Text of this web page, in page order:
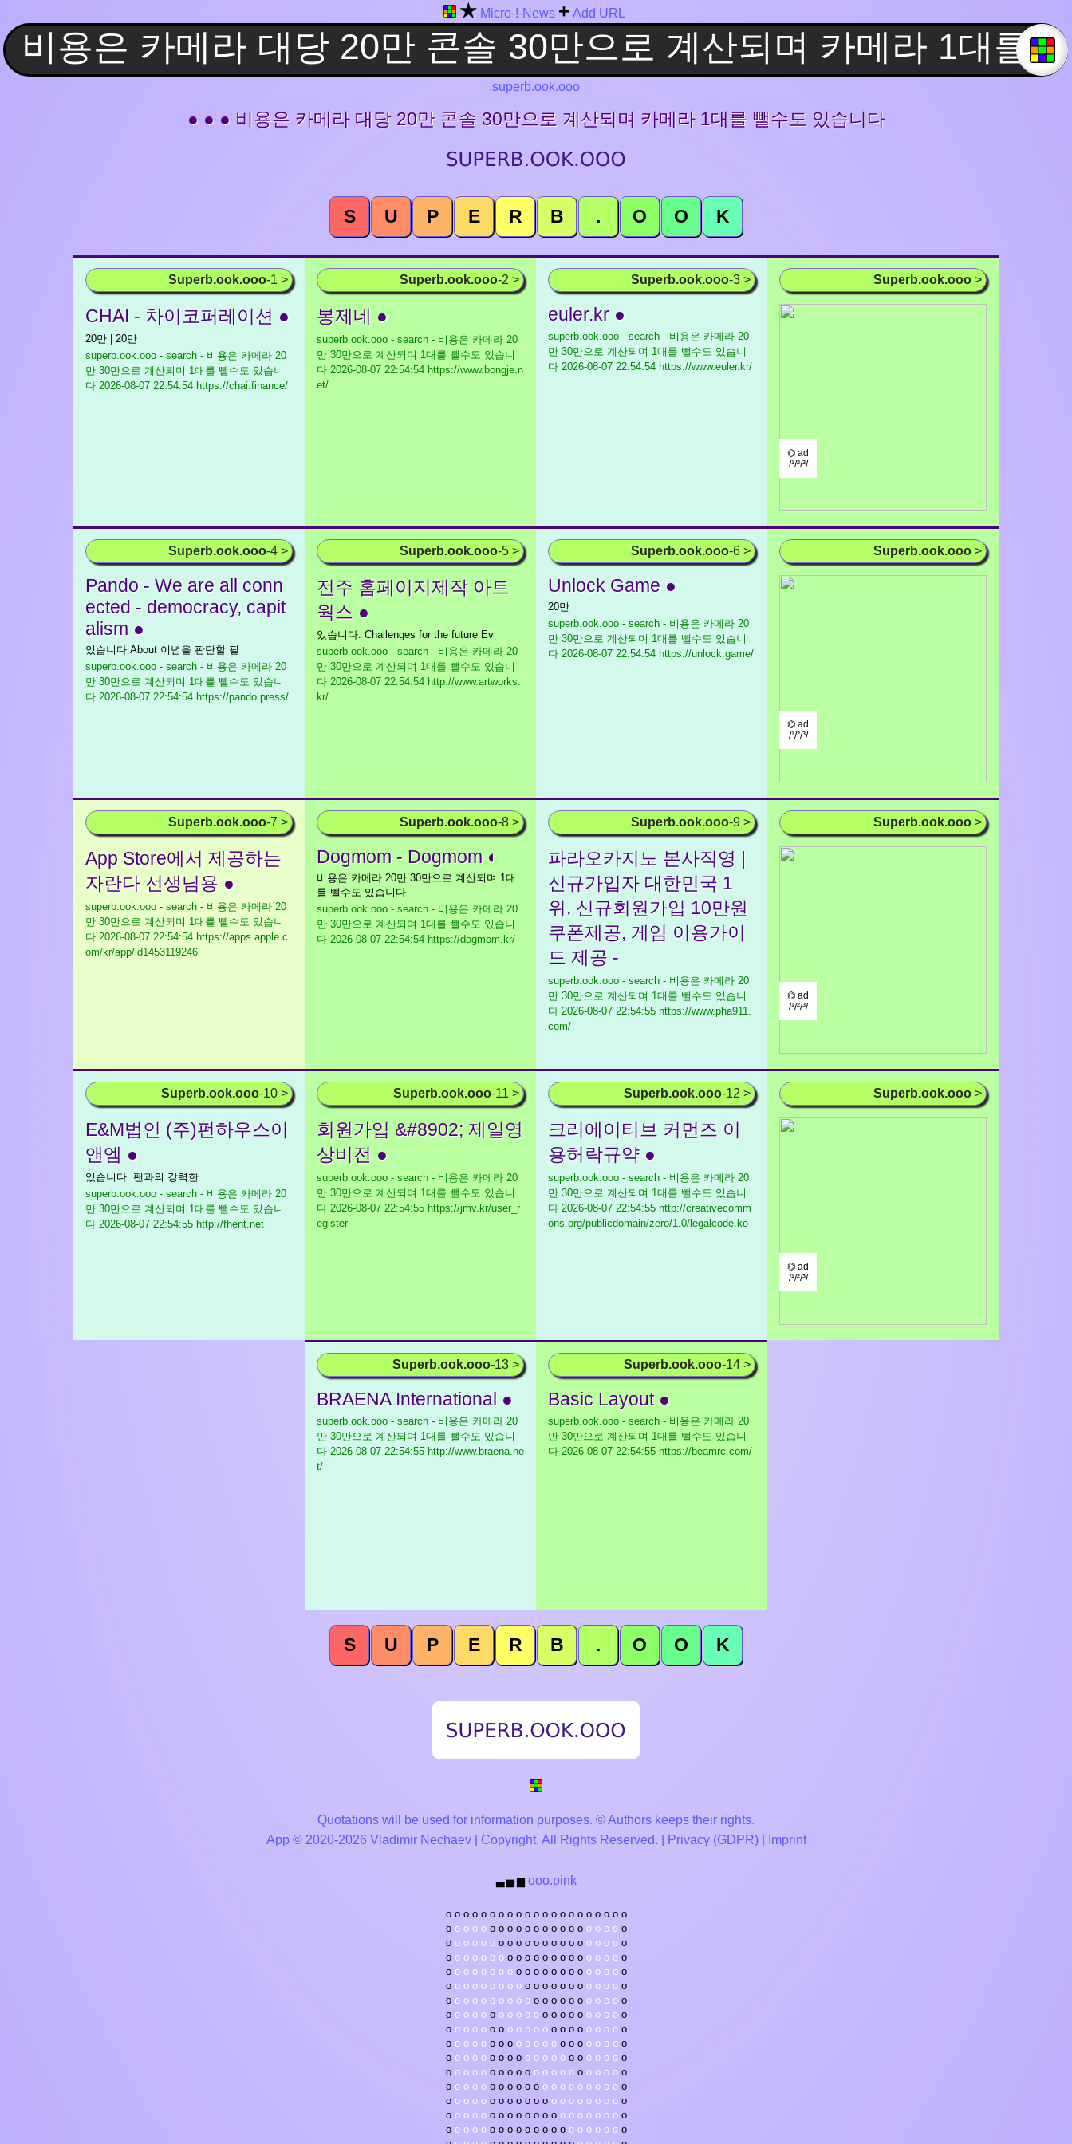
★ Micro-!-News + Add URL
.superb.ook.ooo
● ● ● 비용은 카메라 대당 20만 콘솔 30만으로 계산되며 카메라 1대를 뺄수도 있습니다
S U P E R B . O O K
Superb.ook.ooo-1 >
CHAI - 차이코퍼레이션 ●
20만 | 20만
superb.ook.ooo - search - 비용은 카메라 20
만 30만으로 계산되며 1대를 뺄수도 있습니
다 2026-08-07 22:54:54 https://chai.finance/
Superb.ook.ooo-2 >
봉제네 ●
superb.ook.ooo - search - 비용은 카메라 20
만 30만으로 계산되며 1대를 뺄수도 있습니
다 2026-08-07 22:54:54 https://www.bongje.n
et/
Superb.ook.ooo-3 >
euler.kr ●
superb.ook.ooo - search - 비용은 카메라 20
만 30만으로 계산되며 1대를 뺄수도 있습니
다 2026-08-07 22:54:54 https://www.euler.kr/
Superb.ook.ooo >
⌬ ad
/¹/²/³/
Superb.ook.ooo-4 >
Pando - We are all conn
ected - democracy, capit
alism ●
있습니다 About 이념을 판단할 필
superb.ook.ooo - search - 비용은 카메라 20
만 30만으로 계산되며 1대를 뺄수도 있습니
다 2026-08-07 22:54:54 https://pando.press/
Superb.ook.ooo-5 >
전주 홈페이지제작 아트
웍스 ●
있습니다. Challenges for the future Ev
superb.ook.ooo - search - 비용은 카메라 20
만 30만으로 계산되며 1대를 뺄수도 있습니
다 2026-08-07 22:54:54 http://www.artworks.
kr/
Superb.ook.ooo-6 >
Unlock Game ●
20만
superb.ook.ooo - search - 비용은 카메라 20
만 30만으로 계산되며 1대를 뺄수도 있습니
다 2026-08-07 22:54:54 https://unlock.game/
Superb.ook.ooo >
⌬ ad
/¹/²/³/
Superb.ook.ooo-7 >
‎App Store에서 제공하는
자란다 선생님용 ●
superb.ook.ooo - search - 비용은 카메라 20
만 30만으로 계산되며 1대를 뺄수도 있습니
다 2026-08-07 22:54:54 https://apps.apple.c
om/kr/app/id1453119246
Superb.ook.ooo-8 >
Dogmom - Dogmom ◐
비용은 카메라 20만 30만으로 계산되며 1대
를 뺄수도 있습니다
superb.ook.ooo - search - 비용은 카메라 20
만 30만으로 계산되며 1대를 뺄수도 있습니
다 2026-08-07 22:54:54 https://dogmom.kr/
Superb.ook.ooo-9 >
파라오카지노 본사직영 |
신규가입자 대한민국 1
위, 신규회원가입 10만원
쿠폰제공, 게임 이용가이
드 제공 -
superb.ook.ooo - search - 비용은 카메라 20
만 30만으로 계산되며 1대를 뺄수도 있습니
다 2026-08-07 22:54:55 https://www.pha911.
com/
Superb.ook.ooo >
⌬ ad
/¹/²/³/
Superb.ook.ooo-10 >
E&M법인 (주)펀하우스이
앤엠 ●
있습니다. 팬과의 강력한
superb.ook.ooo - search - 비용은 카메라 20
만 30만으로 계산되며 1대를 뺄수도 있습니
다 2026-08-07 22:54:55 http://fhent.net
Superb.ook.ooo-11 >
회원가입 &#8902; 제일영
상비전 ●
superb.ook.ooo - search - 비용은 카메라 20
만 30만으로 계산되며 1대를 뺄수도 있습니
다 2026-08-07 22:54:55 https://jmv.kr/user_r
egister
Superb.ook.ooo-12 >
크리에이티브 커먼즈 이
용허락규약 ●
superb.ook.ooo - search - 비용은 카메라 20
만 30만으로 계산되며 1대를 뺄수도 있습니
다 2026-08-07 22:54:55 http://creativecomm
ons.org/publicdomain/zero/1.0/legalcode.ko
Superb.ook.ooo >
⌬ ad
/¹/²/³/
Superb.ook.ooo-13 >
BRAENA International ●
superb.ook.ooo - search - 비용은 카메라 20
만 30만으로 계산되며 1대를 뺄수도 있습니
다 2026-08-07 22:54:55 http://www.braena.ne
t/
Superb.ook.ooo-14 >
Basic Layout ●
superb.ook.ooo - search - 비용은 카메라 20
만 30만으로 계산되며 1대를 뺄수도 있습니
다 2026-08-07 22:54:55 https://beamrc.com/
S U P E R B . O O K
Quotations will be used for information purposes. © Authors keeps their rights.
App © 2020-2026 Vladimir Nechaev | Copyright. All Rights Reserved. |
Privacy (GDPR)| Imprint
▃ ▅ ▆ ooo.pink
o o o o o o o o o o o o o o o o o o o o o
o o o o o o o o o o o o o o o o o o o o o
o o o o o o o o o o o o o o o o o o o o o
o o o o o o o o o o o o o o o o o o o o o
o o o o o o o o o o o o o o o o o o o o o
o o o o o o o o o o o o o o o o o o o o o
o o o o o o o o o o o o o o o o o o o o o
o o o o o o o o o o o o o o o o o o o o o
o o o o o o o o o o o o o o o o o o o o o
o o o o o o o o o o o o o o o o o o o o o
o o o o o o o o o o o o o o o o o o o o o
o o o o o o o o o o o o o o o o o o o o o
o o o o o o o o o o o o o o o o o o o o o
o o o o o o o o o o o o o o o o o o o o o
o o o o o o o o o o o o o o o o o o o o o
o o o o o o o o o o o o o o o o o o o o o